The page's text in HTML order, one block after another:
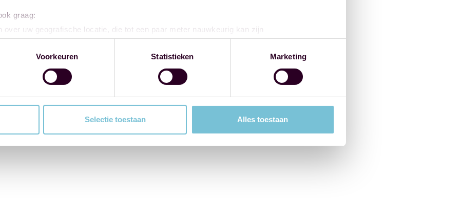
graag:
over uw geografische locatie, die tot een paar meter nauwkeurig kan zijn
door het actief te scannen op specifieke eigenschappen (fingerprinting)
gegevens worden verwerkt en stel uw voorkeuren in het
detailgedeeltein. U kunt uw
of intrekken in de Cookieverklaring.
Ook delen we informatie over uw gebruik van onze site met onze partners voor social
Deze partners kunnen deze gegevens combineren met andere informatie die u aan ze heeft
Voorkeuren Statistieken Marketing
Selectie toestaan Alles toestaan